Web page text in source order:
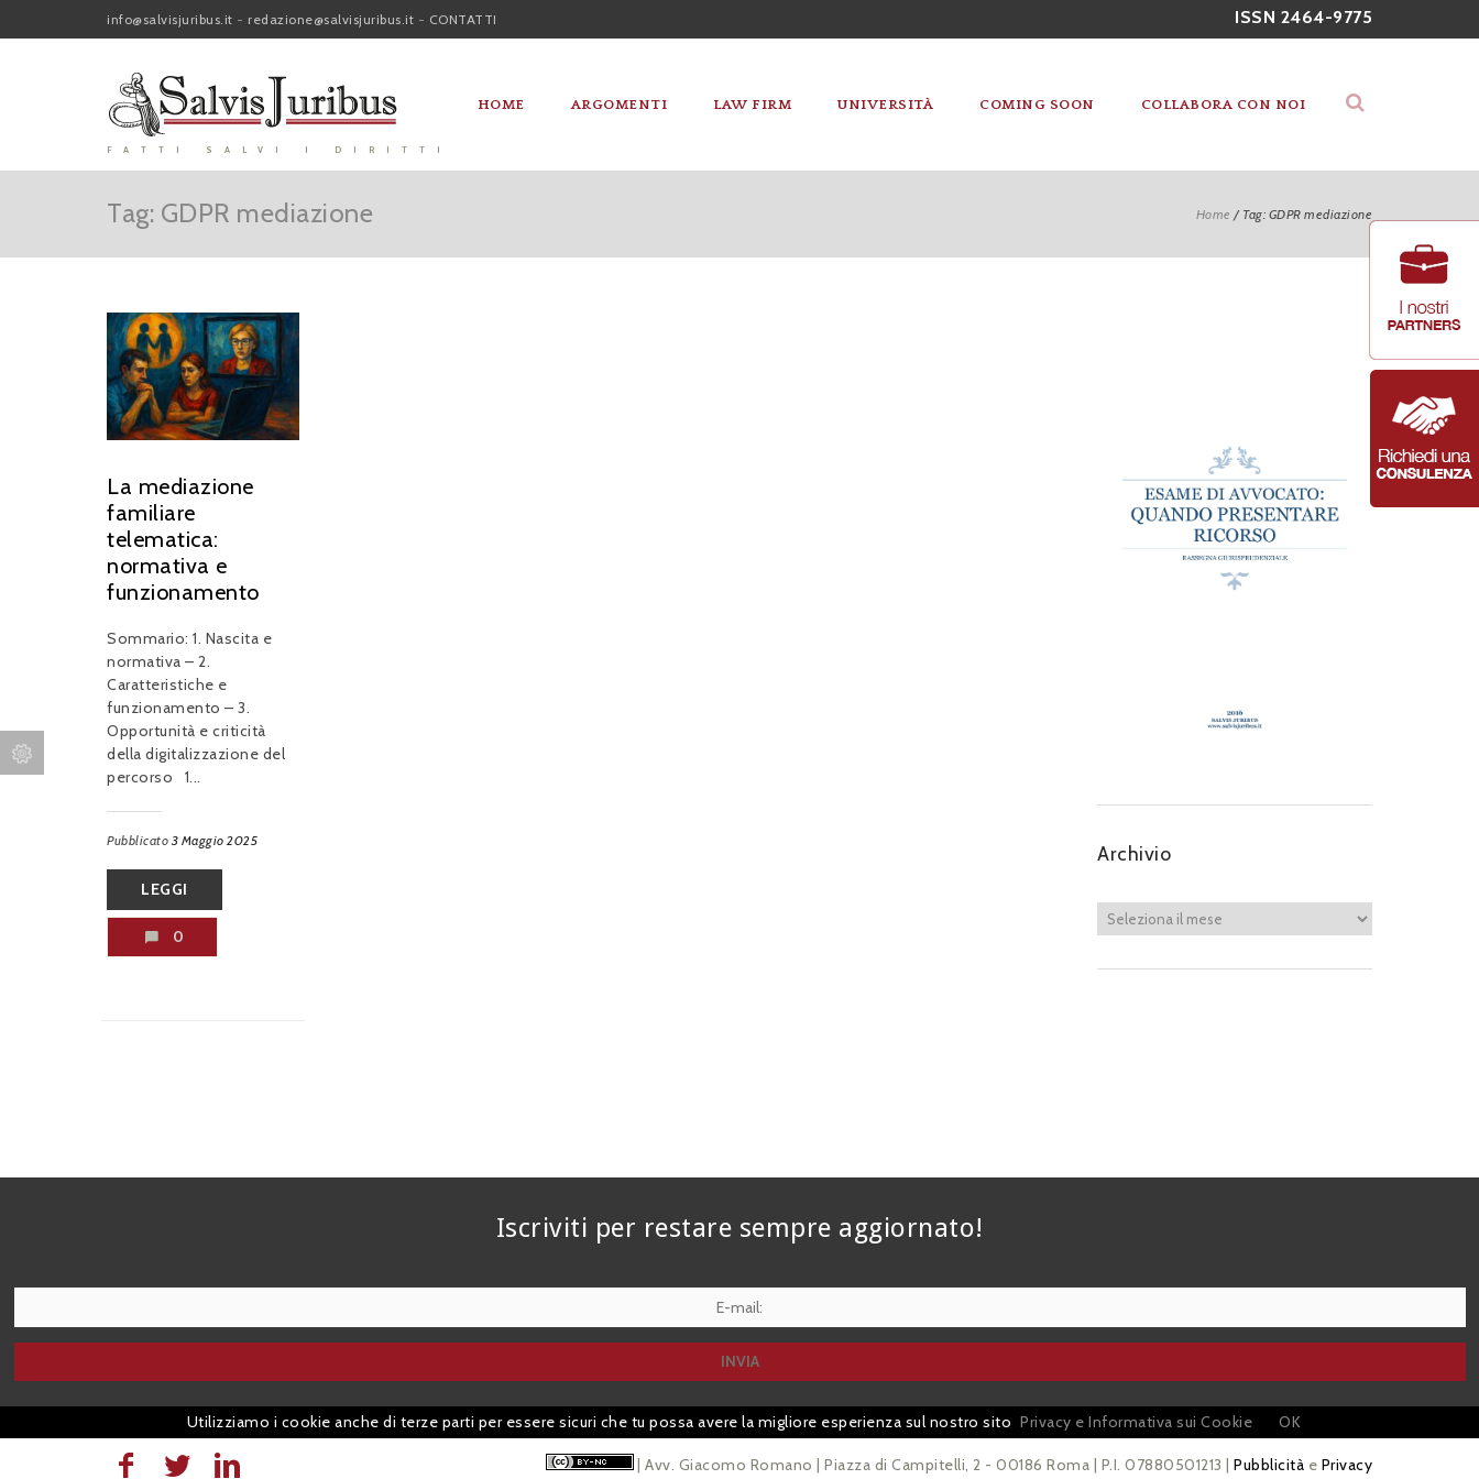
ISSN 2464-9775
info@salvisjuribus.it - redazione@salvisjuribus.it - CONTATTI
FATTI SALVI I DIRITTI
HOME ARGOMENTI LAW FIRM UNIVERSITÀ COMING SOON COLLABORA CON NOI
Home / Tag: GDPR mediazione
Tag: GDPR mediazione
La mediazione
familiare
telematica:
normativa e
funzionamento
Sommario: 1. Nascita e
normativa – 2.
Caratteristiche e
funzionamento – 3.
Opportunità e criticità
della digitalizzazione del
percorso 1...
Pubblicato3 Maggio 2025
LEGGI
0
Archivio
Iscriviti per restare sempre aggiornato!
| Avv. Giacomo Romano | Piazza di Campitelli, 2 - 00186 Roma | P.I. 07880501213 | Pubblicità e Privacy
Utilizziamo i cookie anche di terze parti per essere sicuri che tu possa avere la migliore esperienza sul nostro sito Privacy e Informativa sui Cookie OK